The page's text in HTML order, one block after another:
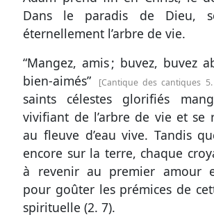
Dans le paradis de Dieu,
éternellement l’arbre de vie.
“Mangez, amis ; buvez, buvez
bien-aimés”
Cantique des cantiques
saints célestes glorifiés
vivifiant de l’arbre de vie et se
au fleuve d’eau vive. Tandis
encore sur la terre, chaque
à revenir au premier amour
pour goûter les prémices de
spirituelle (2. 7).